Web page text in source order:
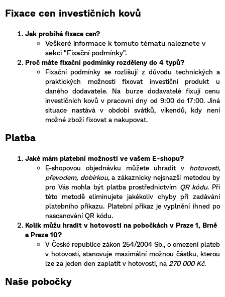
Fixace cen investičních kovů
Jak probíhá fixace cen?
Veškeré informace k tomuto tématu naleznete v
sekci "Fixační podmínky".
Proč máte fixační podmínky rozděleny do 4 typů?
Fixační podmínky se rozlišují z důvodu technických a
praktických možnosti fixovat investiční produkt u
daného dodavatele. Na burze dodavatelé fixují cenu
investičních kovů v pracovní dny od 9:00 do 17:00. Jiná
situace nastává v období svátků, víkendů, kdy není
možné zboží fixovat a nakupovat.
Platba
Jaké mám platební možnosti ve vašem E-shopu?
E-shopovou objednávku můžete uhradit v hotovosti,
převodem, dobírkou, a zákaznicky nejsnazší metodou by
pro Vás mohla být platba prostřednictvím QR kódu. Při
této metodě eliminujete jakékoliv chyby při zadávání
platebního příkazu. Platební příkaz je vyplnění ihned po
nascanování QR kódu.
Kolik můžu hradit v hotovosti na pobočkách v Praze 1, Brně
a Praze 10?
V České republice zákon 254/2004 Sb., o omezení plateb
v hotovosti, stanovuje maximální možnou částku, kterou
lze za jeden den zaplatit v hotovosti, na 270 000 Kč.
Naše pobočky